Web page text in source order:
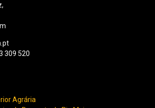
309 520
Agrária